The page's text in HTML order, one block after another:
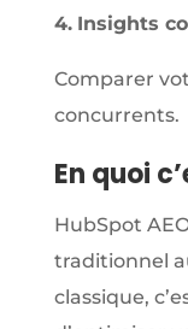
4. Insights
Comparer
concurrents.
En quoi
HubSpot
traditionnel
classique,